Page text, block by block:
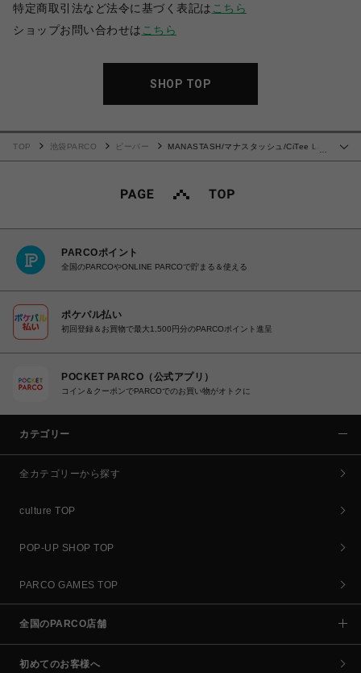
特定商取引法など法令に基づく表記は こちら
ショップお問い合わせは こちら
SHOP TOP
TOP 池袋PARCO ビーバー
MANASTASH/マナスタッシュ/CiTee L/S
PARCOポイント
全国のPARCOやONLINE PARCOで貯まる＆使える
ポケパル払い
初回登録＆お買物で最大1,500円分のPARCOポイント進呈
POCKET PARCO（公式アプリ）
コイン＆クーポンでPARCOでのお買い物がオトクに
カテゴリー
全カテゴリーから探す
culture TOP
POP-UP SHOP TOP
PARCO GAMES TOP
全国のPARCO店舗
初めてのお客様へ